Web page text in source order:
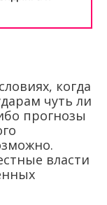
когда
чуть ли
прогнозы
власти